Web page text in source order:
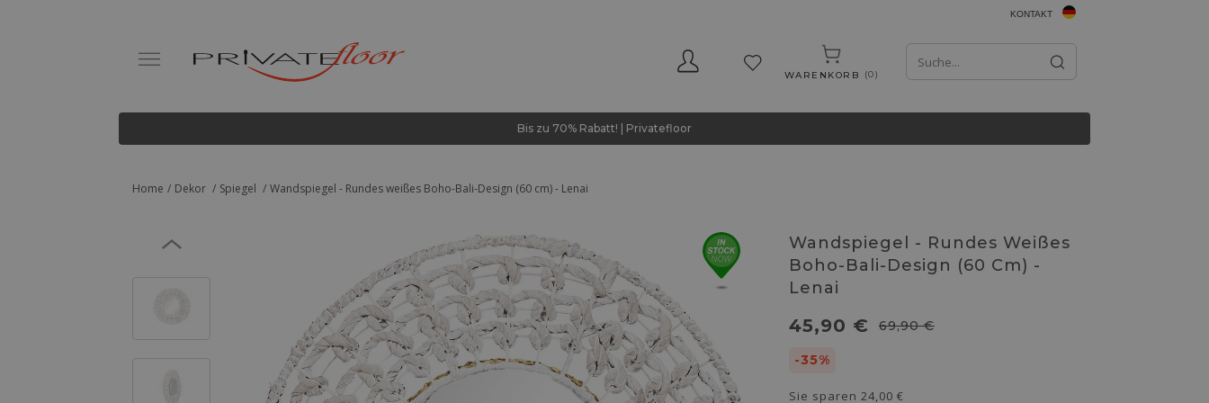
KONTAKT
WARENKORB 0
Bis zu 70% Rabatt! | Privatefloor
Home Dekor Spiegel Wandspiegel - Rundes weißes Boho-Bali-Design (60 cm) - Lenai
Wandspiegel - Rundes Weißes
Boho-Bali-Design (60 Cm) -
Lenai
45,90 € 69,90 €
-35%
Sie sparen 24,00 €